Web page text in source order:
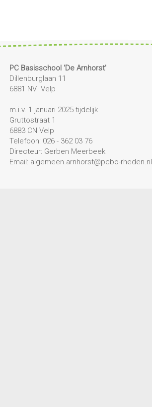
PC Basisschool 'De Arnhorst'
Dillenburglaan 11
6881 NV Velp
m.i.v. 1 januari 2025 tijdelijk
Gruttostraat 1
6883 CN Velp
Telefoon: 026 - 362 03 76
Directeur: Gerben Meerbeek
Email: algemeen.arnhorst@pcbo-rheden.nl